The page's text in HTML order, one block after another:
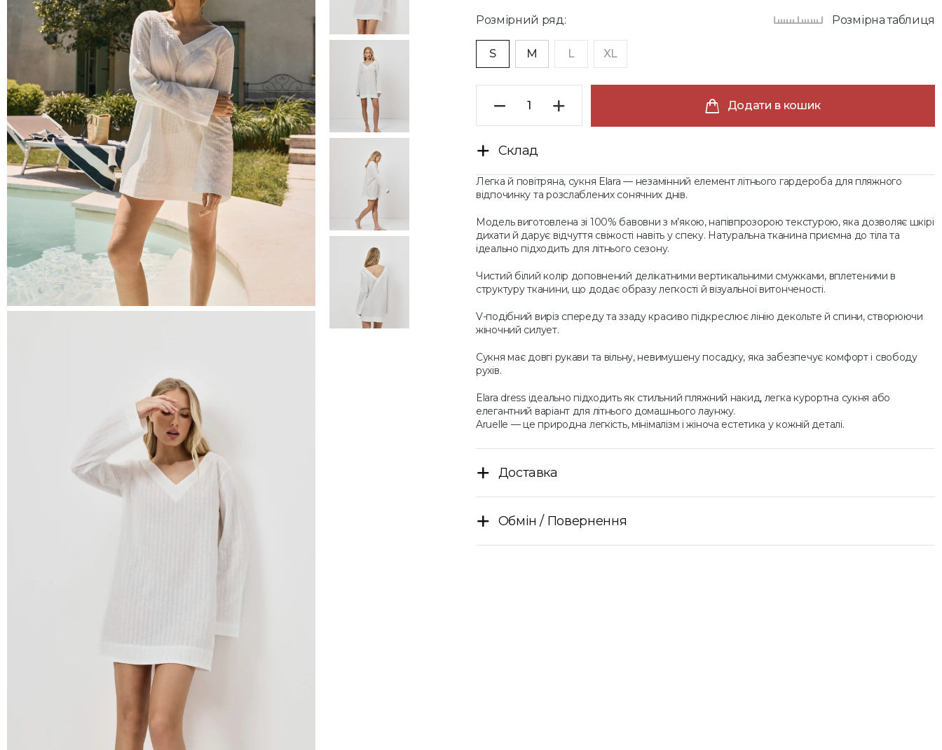
Розмірний ряд: Розмірна таблиця
S M L XL
Додати в кошик
Склад
Легка й повітряна, сукня Elara — незамінний елемент літнього гардероба для пляжного
відпочинку та розслаблених сонячних днів.
Модель виготовлена зі 100% бавовни з м’якою, напівпрозорою текстурою, яка дозволяє шкірі
дихати й дарує відчуття свіжості навіть у спеку. Натуральна тканина приємна до тіла та
ідеально підходить для літнього сезону.
Чистий білий колір доповнений делікатними вертикальними смужками, вплетеними в
структуру тканини, що додає образу легкості й візуальної витонченості.
V-подібний виріз спереду та ззаду красиво підкреслює лінію декольте й спини, створюючи
жіночний силует.
Сукня має довгі рукави та вільну, невимушену посадку, яка забезпечує комфорт і свободу
рухів.
Elara dress ідеально підходить як стильний пляжний накид, легка курортна сукня або
елегантний варіант для літнього домашнього лаунжу.
Aruelle — це природна легкість, мінімалізм і жіноча естетика у кожній деталі.
Доставка
Обмін / Повернення